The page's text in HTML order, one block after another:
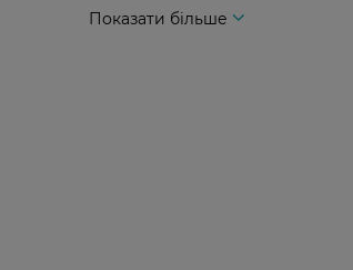
Показати більше